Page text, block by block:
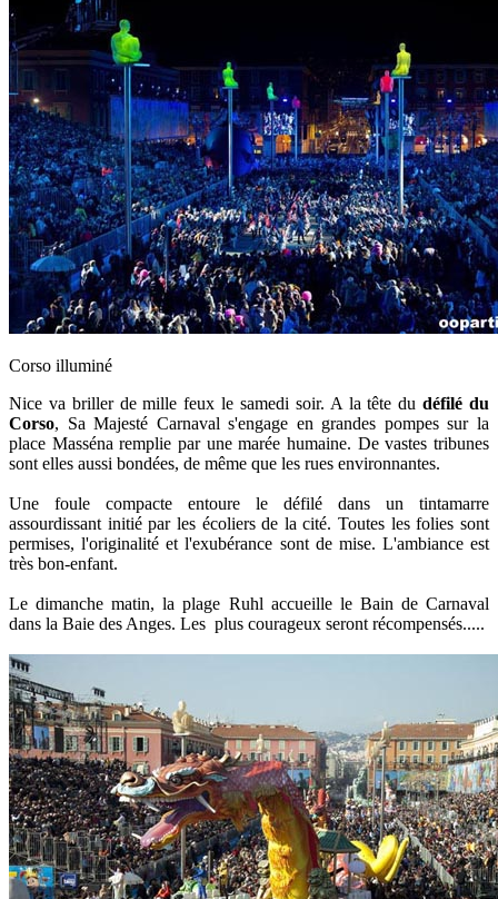
Corso illuminé
Nice va briller de mille feux le samedi soir. A la tête dudéfilé du
Corso, Sa Majesté Carnaval s'engage en grandes pompes sur la
place Masséna remplie par une marée humaine. De vastes tribunes
sont elles aussi bondées, de même que les rues environnantes.
Une foule compacte entoure le défilé dans un tintamarre
assourdissant initié par les écoliers de la cité. Toutes les folies sont
permises, l'originalité et l'exubérance sont de mise. L'ambiance est
très bon-enfant.
Le dimanche matin, la plage Ruhl accueille le Bain de Carnaval
dans la Baie des Anges. Les plus courageux seront récompensés.....